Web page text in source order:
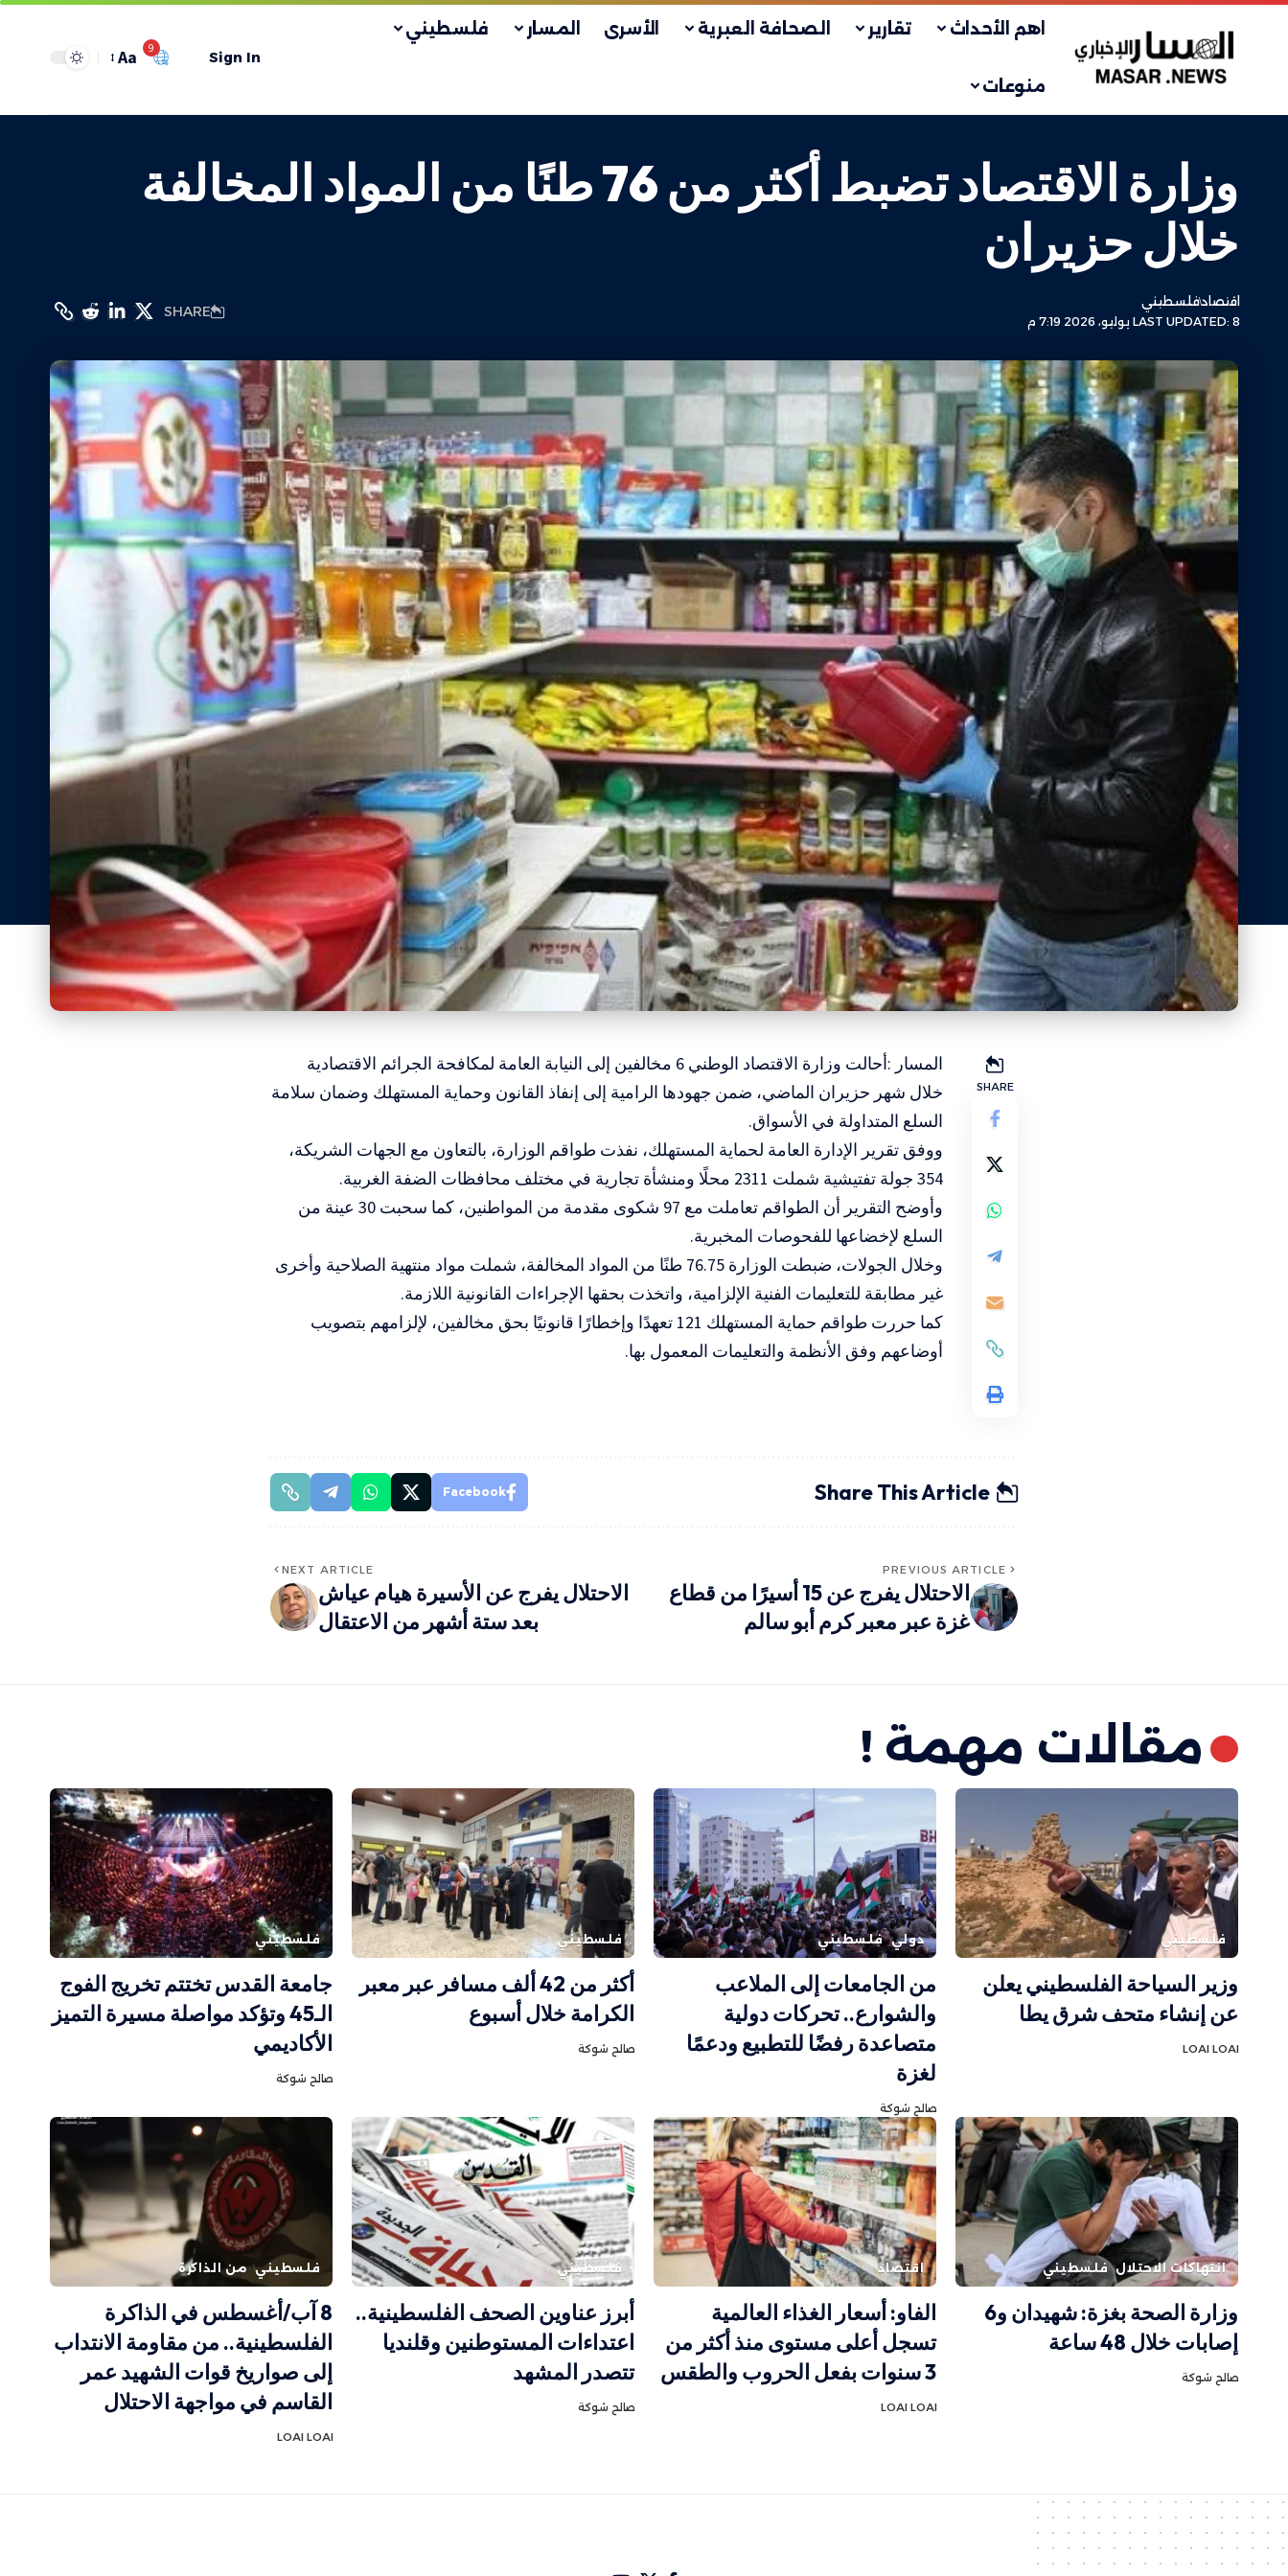
اهم الأحداث تقارير الصحافة العبرية الأسرى المسار فلسطيني
منوعات
Sign In
9
Aa
وزارة الاقتصاد تضبط أكثر من 76 طنًا من المواد المخالفة
خلال حزيران
LAST UPDATED: 8 يوليو، 2026 7:19 م
اقتصادفلسطيني
SHARE
SHARE
المسار :أحالت وزارة الاقتصاد الوطني 6 مخالفين إلى النيابة العامة لمكافحة الجرائم الاقتصادية
خلال شهر حزيران الماضي، ضمن جهودها الرامية إلى إنفاذ القانون وحماية المستهلك وضمان سلامة
السلع المتداولة في الأسواق.
ووفق تقرير الإدارة العامة لحماية المستهلك، نفذت طواقم الوزارة، بالتعاون مع الجهات الشريكة،
354 جولة تفتيشية شملت 2311 محلًا ومنشأة تجارية في مختلف محافظات الضفة الغربية.
وأوضح التقرير أن الطواقم تعاملت مع 97 شكوى مقدمة من المواطنين، كما سحبت 30 عينة من
السلع لإخضاعها للفحوصات المخبرية.
وخلال الجولات، ضبطت الوزارة 76.75 طنًا من المواد المخالفة، شملت مواد منتهية الصلاحية وأخرى
غير مطابقة للتعليمات الفنية الإلزامية، واتخذت بحقها الإجراءات القانونية اللازمة.
كما حررت طواقم حماية المستهلك 121 تعهدًا وإخطارًا قانونيًا بحق مخالفين، لإلزامهم بتصويب
أوضاعهم وفق الأنظمة والتعليمات المعمول بها.
Share This Article
Facebook
PREVIOUS ARTICLE
الاحتلال يفرج عن 15 أسيرًا من قطاع
غزة عبر معبر كرم أبو سالم
NEXT ARTICLE
الاحتلال يفرج عن الأسيرة هيام عياش
بعد ستة أشهر من الاعتقال
مقالات مهمة !
فلسطيني
وزير السياحة الفلسطيني يعلن
عن إنشاء متحف شرق يطا
LOAI LOAI
دولي فلسطيني
من الجامعات إلى الملاعب
والشوارع.. تحركات دولية
متصاعدة رفضًا للتطبيع ودعمًا
لغزة
صالح شوكة
فلسطيني
أكثر من 42 ألف مسافر عبر معبر
الكرامة خلال أسبوع
صالح شوكة
فلسطيني
جامعة القدس تختتم تخريج الفوج
الـ45 وتؤكد مواصلة مسيرة التميز
الأكاديمي
صالح شوكة
انتهاكات الاحتلال فلسطيني
وزارة الصحة بغزة: شهيدان و6
إصابات خلال 48 ساعة
صالح شوكة
اقتصاد
الفاو: أسعار الغذاء العالمية
تسجل أعلى مستوى منذ أكثر من
3 سنوات بفعل الحروب والطقس
LOAI LOAI
فلسطيني
أبرز عناوين الصحف الفلسطينية..
اعتداءات المستوطنين وقلنديا
تتصدر المشهد
صالح شوكة
فلسطيني من الذاكرة
8 آب/أغسطس في الذاكرة
الفلسطينية.. من مقاومة الانتداب
إلى صواريخ قوات الشهيد عمر
القاسم في مواجهة الاحتلال
LOAI LOAI